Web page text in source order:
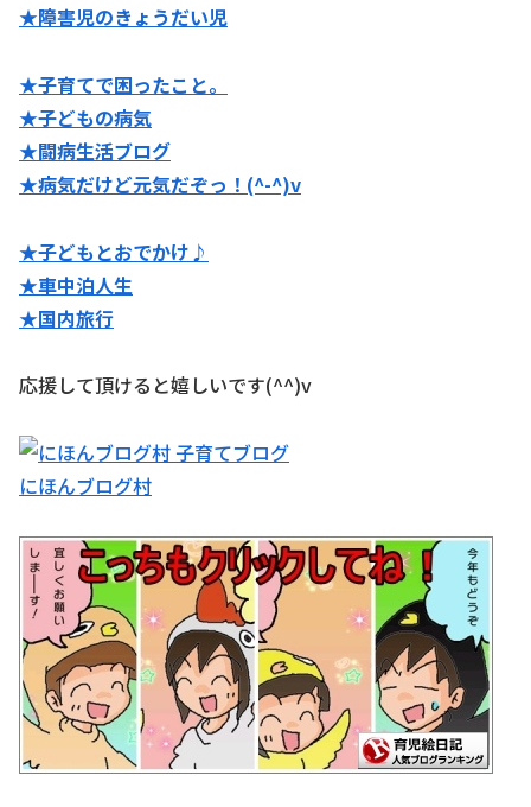
★障害児のきょうだい児
★子育てで困ったこと。
★子どもの病気
★闘病生活ブログ
★病気だけど元気だぞっ！(^-^)v
★子どもとおでかけ♪
★車中泊人生
★国内旅行
応援して頂けると嬉しいです(^^)v
にほんブログ村